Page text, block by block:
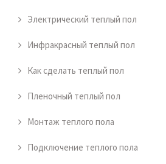
Электрический теплый пол
Инфракрасный теплый пол
Как сделать теплый пол
Пленочный теплый пол
Монтаж теплого пола
Подключение теплого пола